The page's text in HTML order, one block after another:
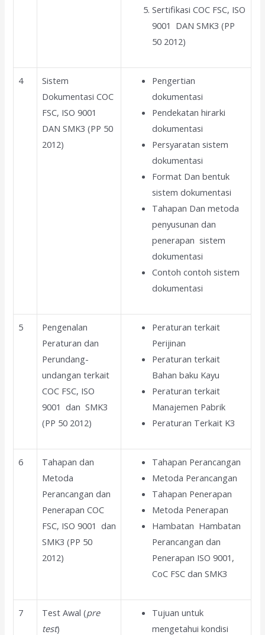
Sertifikasi COC FSC, ISO
9001 DAN SMK3 (PP
50 2012)
4
Sistem
Dokumentasi COC
FSC, ISO 9001
DAN SMK3 (PP 50
2012)
Pengertian
dokumentasi
Pendekatan hirarki
dokumentasi
Persyaratan sistem
dokumentasi
Format Dan bentuk
sistem dokumentasi
Tahapan Dan metoda
penyusunan dan
penerapan sistem
dokumentasi
Contoh contoh sistem
dokumentasi
5
Pengenalan
Peraturan dan
Perundang-
undangan terkait
COC FSC, ISO
9001 dan SMK3
(PP 50 2012)
Peraturan terkait
Perijinan
Peraturan terkait
Bahan baku Kayu
Peraturan terkait
Manajemen Pabrik
Peraturan Terkait K3
6
Tahapan dan
Metoda
Perancangan dan
Penerapan COC
FSC, ISO 9001 dan
SMK3 (PP 50
2012)
Tahapan Perancangan
Metoda Perancangan
Tahapan Penerapan
Metoda Penerapan
Hambatan Hambatan
Perancangan dan
Penerapan ISO 9001,
CoC FSC dan SMK3
7 Test Awal (pre
test)
Tujuan untuk
mengetahui kondisi